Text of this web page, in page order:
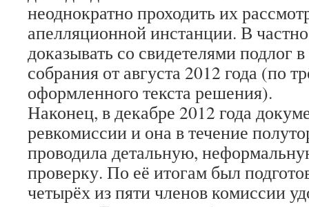
неоднократно проходить их
апелляционной инстанции. В
доказывать со свидетелями подлог
собрания от августа 2012 года (по
оформленного текста решения).
Наконец, в декабре 2012 года
ревкомиссии и она в течение
проводила детальную,
проверку. По её итогам был
четырёх из пяти членов комиссии